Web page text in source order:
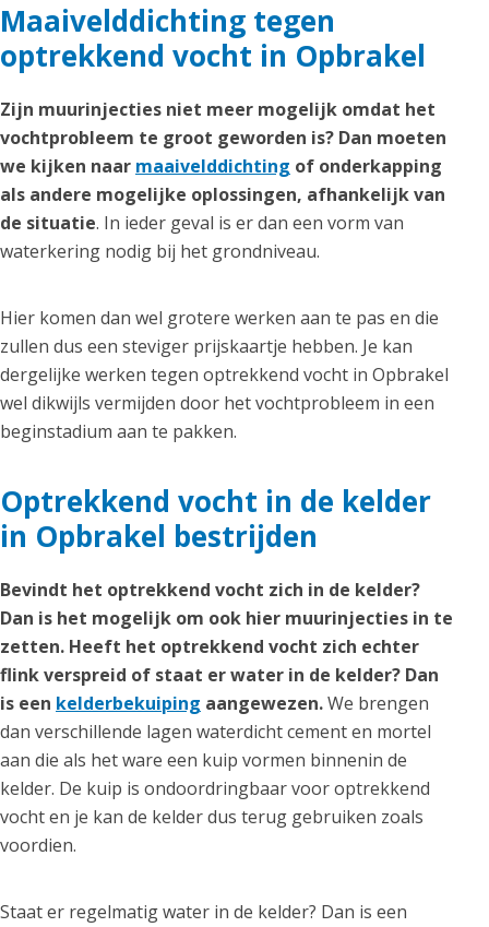
Maaivelddichting tegen
optrekkend vocht in Opbrakel
Zijn muurinjecties niet meer mogelijk omdat het
vochtprobleem te groot geworden is? Dan moeten
we kijken naar maaivelddichting of onderkapping
als andere mogelijke oplossingen, afhankelijk van
de situatie. In ieder geval is er dan een vorm van
waterkering nodig bij het grondniveau.
Hier komen dan wel grotere werken aan te pas en die
zullen dus een steviger prijskaartje hebben. Je kan
dergelijke werken tegen optrekkend vocht in Opbrakel
wel dikwijls vermijden door het vochtprobleem in een
beginstadium aan te pakken.
Optrekkend vocht in de kelder
in Opbrakel bestrijden
Bevindt het optrekkend vocht zich in de kelder?
Dan is het mogelijk om ook hier muurinjecties in te
zetten. Heeft het optrekkend vocht zich echter
flink verspreid of staat er water in de kelder? Dan
is een kelderbekuiping aangewezen.We brengen
dan verschillende lagen waterdicht cement en mortel
aan die als het ware een kuip vormen binnenin de
kelder. De kuip is ondoordringbaar voor optrekkend
vocht en je kan de kelder dus terug gebruiken zoals
voordien.
Staat er regelmatig water in de kelder? Dan is een